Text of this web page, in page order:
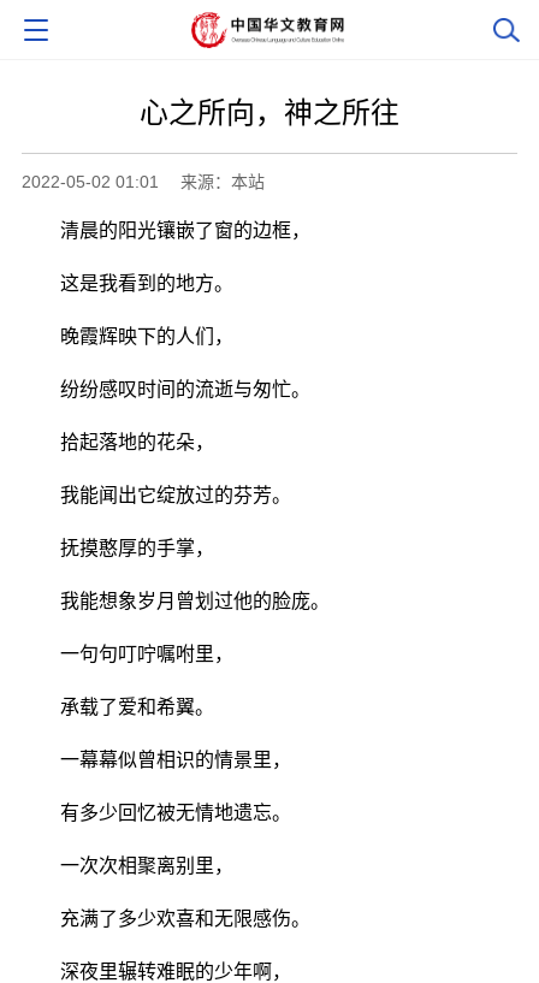
心之所向，神之所往
2022-05-02 01:01 来源：本站
清晨的阳光镶嵌了窗的边框，
这是我看到的地方。
晚霞辉映下的人们，
纷纷感叹时间的流逝与匆忙。
拾起落地的花朵，
我能闻出它绽放过的芬芳。
抚摸憨厚的手掌，
我能想象岁月曾划过他的脸庞。
一句句叮咛嘱咐里，
承载了爱和希翼。
一幕幕似曾相识的情景里，
有多少回忆被无情地遗忘。
一次次相聚离别里，
充满了多少欢喜和无限感伤。
深夜里辗转难眠的少年啊，